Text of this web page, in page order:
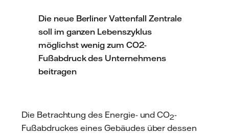
Die neue Berliner Vattenfall Zentrale
soll im ganzen Lebenszyklus
möglichst wenig zum CO2-
Fußabdruck des Unternehmens
beitragen
Die Betrachtung des Energie- und CO2-
Fußabdruckes eines Gebäudes über dessen